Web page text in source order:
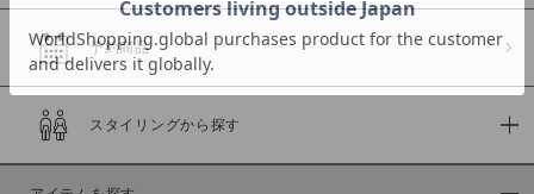
価格
～
予約商品
スタイリングから探す